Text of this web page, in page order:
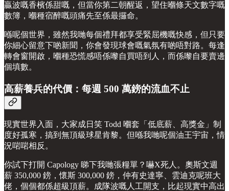
贏波嘅香檳係甜嘅，但當你第二朝醒返，望住嗰條天文數字嘅
數簿，嗰種宿醉嘅頭痛先至係最攞命。
喺呢個世界，雖然我哋每個禮拜都享受緊屈機嘅快感，但只要
你細心留意下啲新聞，你會發現球會嘅氣氛有啲唔對路。每逢
轉會窗開啟，嗰種恐慌感唔係嚟自買唔到人，而係嚟自要賣邊
個填數。
高薪養兵的代價：每週 500 萬鎊的流血不止
現實世界入面，大家成日笑 Todd 嗰套「低底薪、高獎金」制
度好孤寒，搞到無頂級球星肯黎。但喺我哋呢個油王宇宙，情
況啱啱相反。
你試下打開 Capology 睇下我哋張糧單？嚇X死人。奧斯文週
薪 350,000 鎊，懷斯 300,000 鎊，仲有史達寧、雲迪克呢班大
佬，個個都係超級頂薪。成隊波嘅人工開支，比起現實中高出